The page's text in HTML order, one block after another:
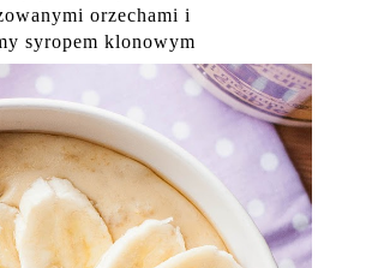
orzechami i
syropem klonowym